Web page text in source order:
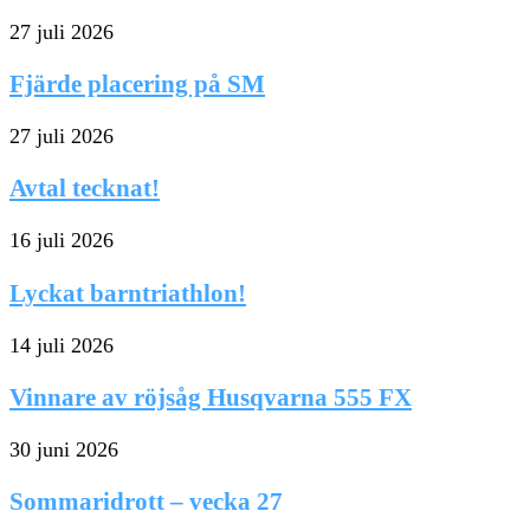
27 juli 2026
Fjärde placering på SM
27 juli 2026
Avtal tecknat!
16 juli 2026
Lyckat barntriathlon!
14 juli 2026
Vinnare av röjsåg Husqvarna 555 FX
30 juni 2026
Sommaridrott – vecka 27